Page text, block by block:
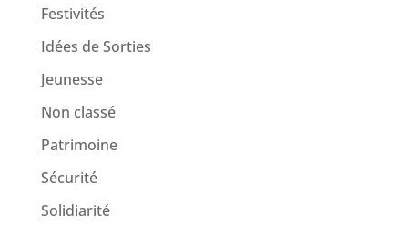
Festivités
Idées de Sorties
Jeunesse
Non classé
Patrimoine
Sécurité
Solidiarité